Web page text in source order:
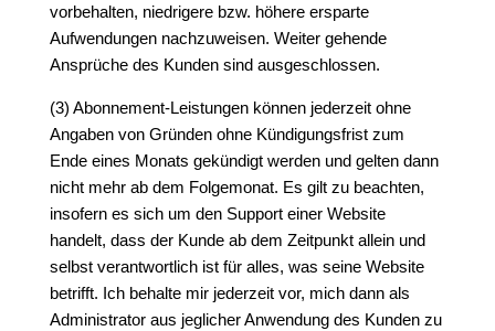
vorbehalten, niedrigere bzw. höhere ersparte
Aufwendungen nachzuweisen. Weiter gehende
Ansprüche des Kunden sind ausgeschlossen.
(3) Abonnement-Leistungen können jederzeit ohne
Angaben von Gründen ohne Kündigungsfrist zum
Ende eines Monats gekündigt werden und gelten dann
nicht mehr ab dem Folgemonat. Es gilt zu beachten,
insofern es sich um den Support einer Website
handelt, dass der Kunde ab dem Zeitpunkt allein und
selbst verantwortlich ist für alles, was seine Website
betrifft. Ich behalte mir jederzeit vor, mich dann als
Administrator aus jeglicher Anwendung des Kunden zu